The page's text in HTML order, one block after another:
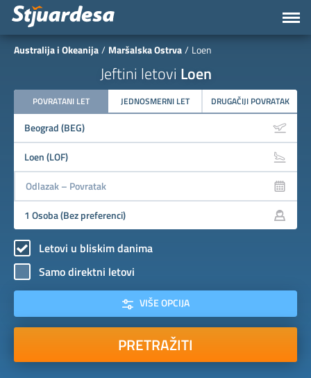
Australija i Okeanija Maršalska Ostrva Loen
Jeftini letovi Loen
POVRATANI LET JEDNOSMERNI LET DRUGAČIJI POVRATAK
Letovi u bliskim danima
Samo direktni letovi
VIŠE OPCIJA
PRETRAŽITI